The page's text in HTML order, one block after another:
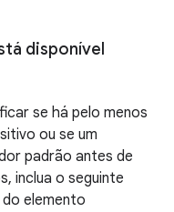
disponível
se há pelo menos
ou se um
padrão antes de
inclua o seguinte
elemento